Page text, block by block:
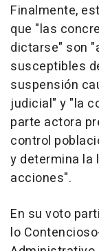
Finalmente,
que "las
dictarse" son
susceptibles
suspensión
judicial" y "la
parte actora
control
y determina la
acciones".
En su voto
lo